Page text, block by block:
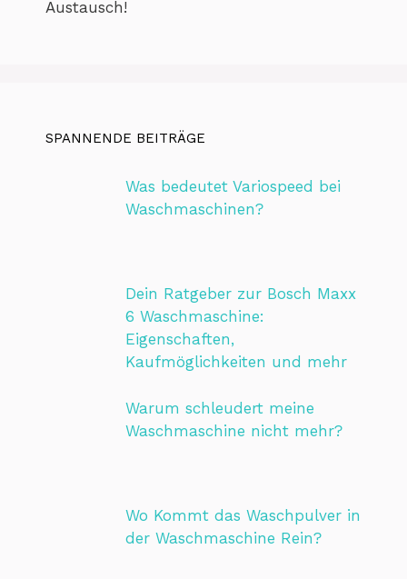
Austausch!
SPANNENDE BEITRÄGE
Was bedeutet Variospeed bei
Waschmaschinen?
Dein Ratgeber zur Bosch Maxx
6 Waschmaschine:
Eigenschaften,
Kaufmöglichkeiten und mehr
Warum schleudert meine
Waschmaschine nicht mehr?
Wo Kommt das Waschpulver in
der Waschmaschine Rein?